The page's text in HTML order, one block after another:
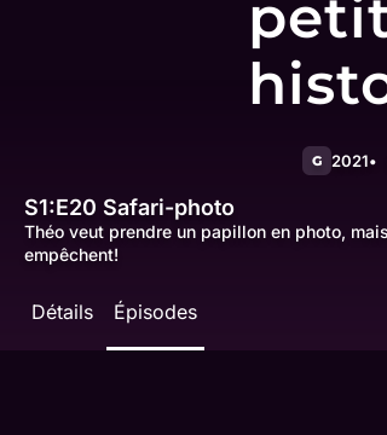
G 2021
S1:E20 Safari-photo
Théo veut prendre un papillon en photo,
empêchent!
Détails Épisodes